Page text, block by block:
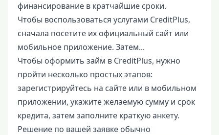
финансирование в кратчайшие сроки.
Чтобы воспользоваться услугами CreditPlus,
сначала посетите их официальный сайт или
мобильное приложение. Затем...
Чтобы оформить займ в CreditPlus, нужно
пройти несколько простых этапов:
зарегистрируйтесь на сайте или в мобильном
приложении, укажите желаемую сумму и срок
кредита, затем заполните краткую анкету.
Решение по вашей заявке обычно